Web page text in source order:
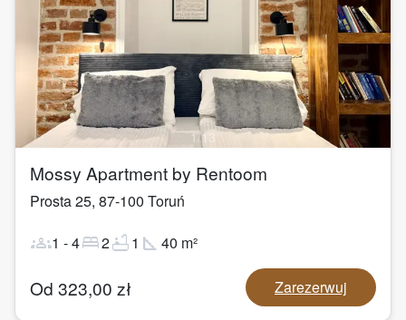
1 /13
Mossy Apartment by Rentoom
Prosta 25, 87-100 Toruń
groups1 -4bed2bathtub1 square_foot 40 m²
Od 323,00 zł Zarezerwuj